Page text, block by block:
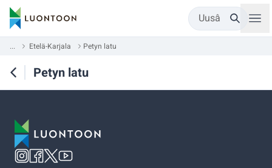
Uusâ
... Etelä-Karjala Petyn latu
Petyn latu